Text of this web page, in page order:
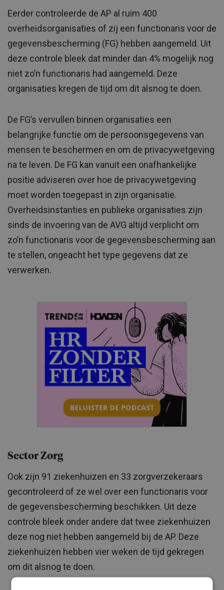
Eerder controleerde de AP al ruim 400
overheidsorganisaties of zij een functionaris voor de
gegevensbescherming (FG) hebben aangemeld. Uit
deze controle bleek dat minder dan 4% mogelijk nog
niet zo’n functionaris had aangemeld. Deze
organisaties kregen de tijd om dit alsnog te doen.
De FG’s vervullen binnen organisaties een
belangrijke functie om de persoonsgegevens van
mensen te beschermen en om de privacywetgeving
na te leven. De FG kan vanuit een onafhankelijke
positie adviseren over hoe de privacywetgeving
moet worden toegepast in zijn organisatie.
Overheidsinstanties en publieke organisaties zijn
sinds de invoering van de AVG altijd verplicht om
zo’n functionaris voor de gegevensbescherming aan
te stellen, ongeacht het type gegevens dat ze
verwerken.
Sector Zorg
Ook zijn 91 ziekenhuizen en 33 zorgverzekeraars
gecontroleerd of ze wel over een functionaris voor
de gegevensbescherming beschikken. Uit deze
controle bleek onder andere dat twee ziekenhuizen
deze nog niet hebben aangemeld bij de AP. Deze
ziekenhuizen hebben vier weken de tijd gekregen
om dit alsnog te doen.